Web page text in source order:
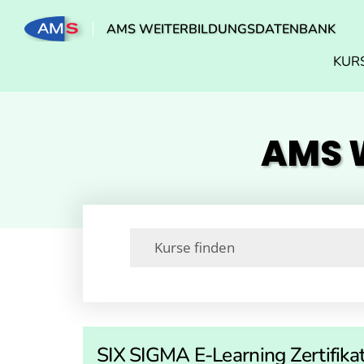
AMS WEITERBILDUNGSDATENBANK
AMS
SIX SIGMA E-Learning